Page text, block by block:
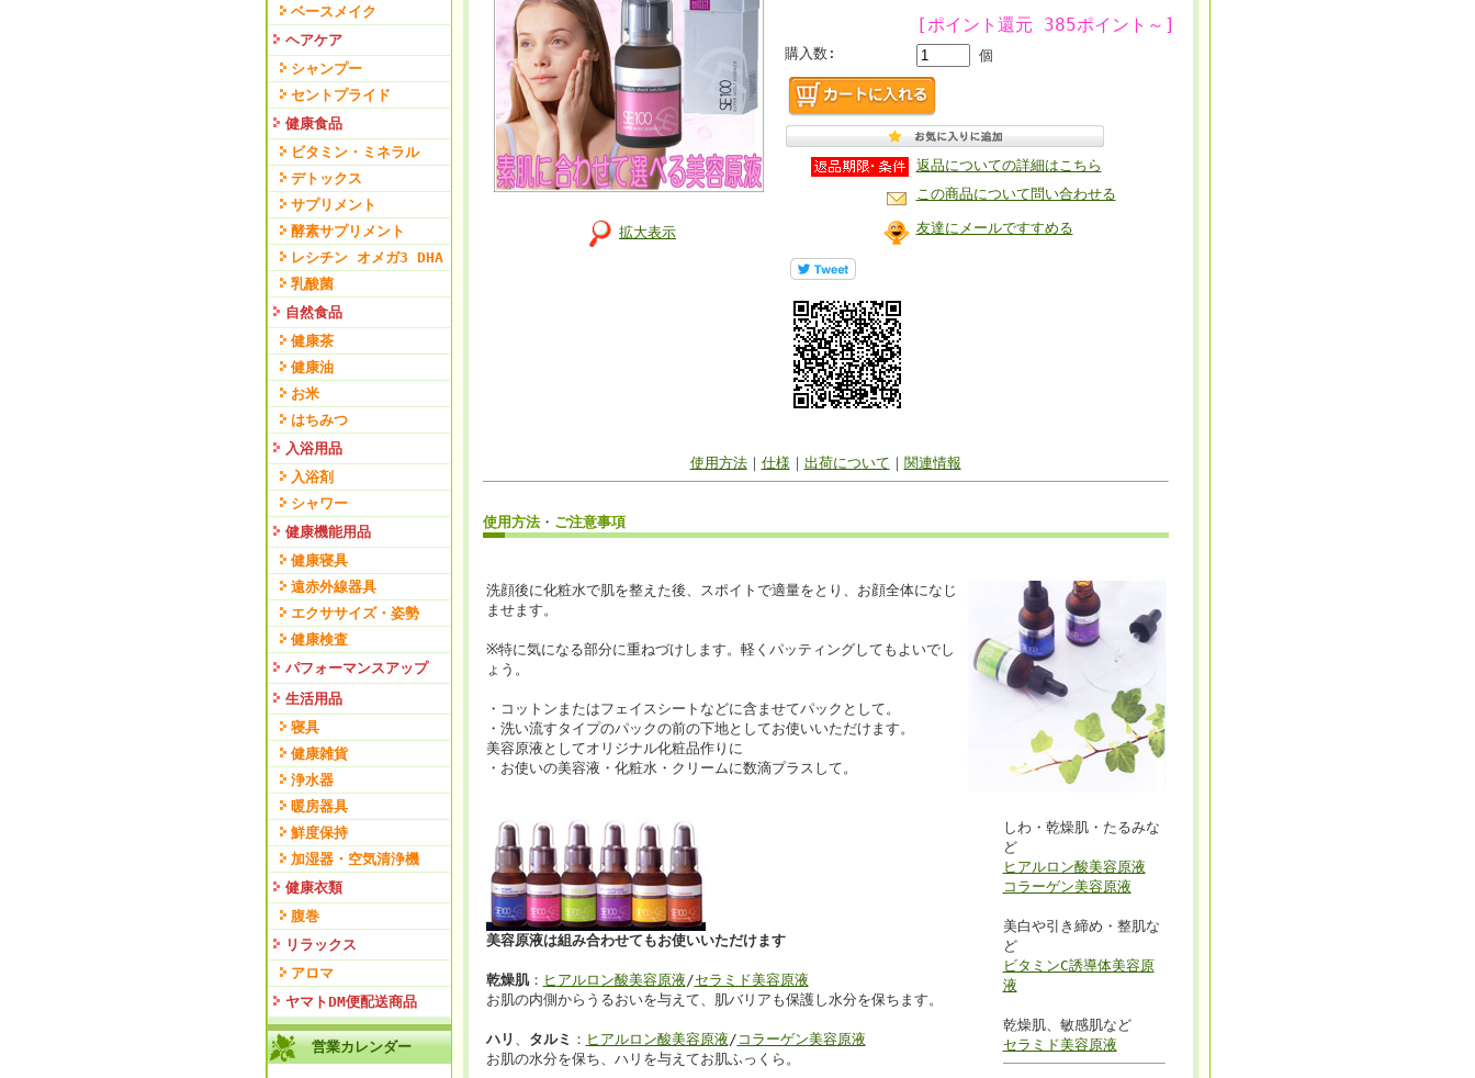
ベースメイク
ヘアケア
シャンプー
セントプライド
健康食品
ビタミン・ミネラル
デトックス
サプリメント
酵素サプリメント
レシチン オメガ3 DHA
乳酸菌
自然食品
健康茶
健康油
お米
はちみつ
入浴用品
入浴剤
シャワー
健康機能用品
健康寝具
遠赤外線器具
エクササイズ・姿勢
健康検査
パフォーマンスアップ
生活用品
寝具
健康雑貨
浄水器
暖房器具
鮮度保持
加湿器・空気清浄機
健康衣類
腹巻
リラックス
アロマ
ヤマトDM便配送商品
営業カレンダー
拡大表示
[ポイント還元 385ポイント～]
購入数: 個
返品についての詳細はこちら
この商品について問い合わせる
友達にメールですすめる
使用方法｜ 仕様 ｜ 出荷について ｜ 関連情報
使用方法・ ご注意事項
洗顔後に化粧水で肌を整えた後、スポイトで適量をとり、お顔全体になじ
ませます。
※特に気になる部分に重ねづけします。軽くパッティングしてもよいでし
ょう。
・コットンまたはフェイスシートなどに含ませてパックとして。
・洗い流すタイプのパックの前の下地としてお使いいただけます。
美容原液としてオリジナル化粧品作りに
・お使いの美容液・化粧水・クリームに数滴プラスして。
美容原液は組み合わせてもお使いいただけます
乾燥肌： ヒアルロン酸美容原液/セラミド美容原液
お肌の内側からうるおいを与えて、肌バリアも保護し水分を保ちます。
ハリ 、 タルミ ： ヒアルロン酸美容原液/ コラーゲン美容原液
お肌の水分を保ち、ハリを与えてお肌ふっくら。
しわ・乾燥肌・たるみな
ど
ヒアルロン酸美容原液
コラーゲン美容原液
美白や引き締め・整肌な
ど
ビタミンC誘導体美容原
液
乾燥肌、敏感肌など
セラミド美容原液